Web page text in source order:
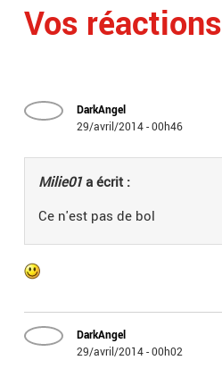
Vos réactions
DarkAngel
29/avril/2014 - 00h46
Milie01a écrit :
Ce n'est pas de bol
DarkAngel
29/avril/2014 - 00h02